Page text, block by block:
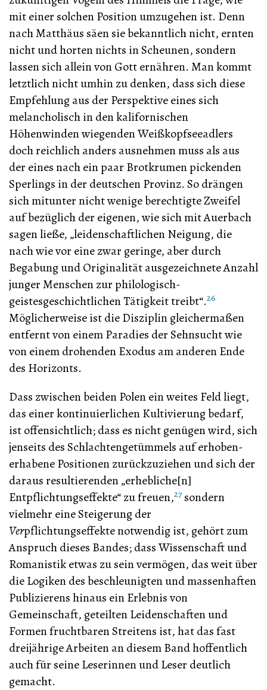
mit einer solchen Position umzugehen ist. Denn
nach Matthäus säen sie bekanntlich nicht, ernten
nicht und horten nichts in Scheunen, sondern
lassen sich allein von Gott ernähren. Man kommt
letztlich nicht umhin zu denken, dass sich diese
Empfehlung aus der Perspektive eines sich
melancholisch in den kalifornischen
Höhenwinden wiegenden Weißkopfseeadlers
doch reichlich anders ausnehmen muss als aus
der eines nach ein paar Brotkrumen pickenden
Sperlings in der deutschen Provinz. So drängen
sich mitunter nicht wenige berechtigte Zweifel
auf bezüglich der eigenen, wie sich mit Auerbach
sagen ließe, „leidenschaftlichen Neigung, die
nach wie vor eine zwar geringe, aber durch
Begabung und Originalität ausgezeichnete Anzahl
junger Menschen zur philologisch-
geistesgeschichtlichen Tätigkeit treibt“.26
Möglicherweise ist die Disziplin gleichermaßen
entfernt von einem Paradies der Sehnsucht wie
von einem drohenden Exodus am anderen Ende
des Horizonts.
Dass zwischen beiden Polen ein weites Feld liegt,
das einer kontinuierlichen Kultivierung bedarf,
ist offensichtlich; dass es nicht genügen wird, sich
jenseits des Schlachtengetümmels auf erhoben-
erhabene Positionen zurückzuziehen und sich der
daraus resultierenden „erhebliche[n]
Entpflichtungseffekte“ zu freuen,27sondern
vielmehr eine Steigerung der
Verpflichtungseffekte notwendig ist, gehört zum
Anspruch dieses Bandes; dass Wissenschaft und
Romanistik etwas zu sein vermögen, das weit über
die Logiken des beschleunigten und massenhaften
Publizierens hinaus ein Erlebnis von
Gemeinschaft, geteilten Leidenschaften und
Formen fruchtbaren Streitens ist, hat das fast
dreijährige Arbeiten an diesem Band hoffentlich
auch für seine Leserinnen und Leser deutlich
gemacht.